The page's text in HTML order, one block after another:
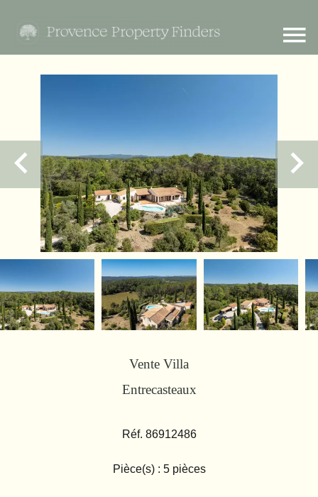
Vente Villa
Entrecasteaux
Réf. 86912486
Pièce(s) : 5 pièces